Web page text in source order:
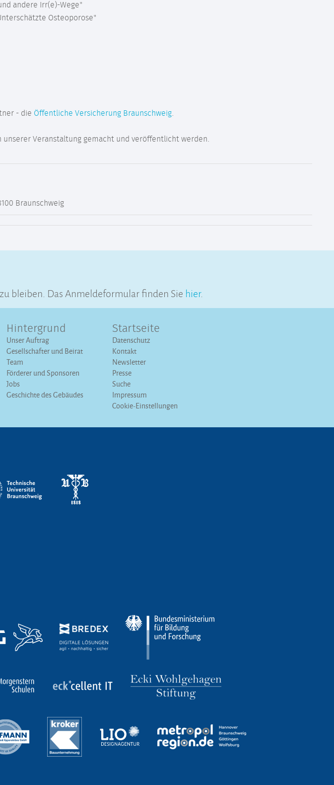
andere Irr(e)-Wege"
Osteoporose"
- die Öffentliche Versicherung Braunschweig
Veranstaltung gemacht und veröffentlicht werden.
Braunschweig
bleiben. Das Anmeldeformular finden Sie hier.
Hintergrund
Unser Auftrag
Gesellschafter und Beirat
Team
Förderer und Sponsoren
Jobs
Geschichte des Gebäudes
Startseite
Datenschutz
Kontakt
Newsletter
Presse
Suche
Impressum
Cookie-Einstellungen